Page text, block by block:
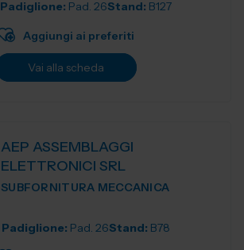
Padiglione: Pad. 26Stand: B127
Aggiungi ai preferiti
Vai alla scheda
AEP ASSEMBLAGGI
ELETTRONICI SRL
SUBFORNITURA MECCANICA
Padiglione: Pad. 26Stand: B78